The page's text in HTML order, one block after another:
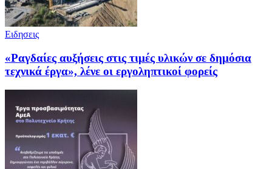
Ειδησεις
«Ραγδαίες αυξήσεις στις τιμές υλικών σε δημόσια
τεχνικά έργα», λένε οι εργοληπτικοί φορείς